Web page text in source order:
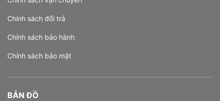
Chính sách đổi trả
Chính sách bảo hành
Chính sách bảo mật
BẢN ĐỒ